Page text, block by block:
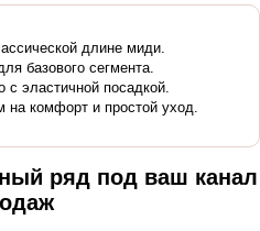
длине миди.
базового сегмента.
с эластичной посадкой.
на комфорт и простой уход.
ряд под ваш канал